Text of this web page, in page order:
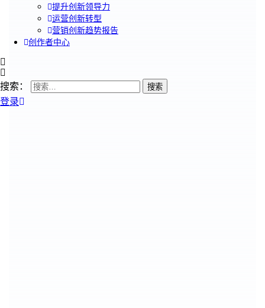
提升创新领导力
运营创新转型
营销创新趋势报告
创作者中心
搜索：
登录